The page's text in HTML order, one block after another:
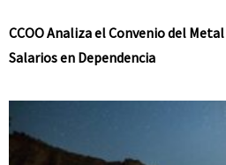
CCOO Analiza el Convenio del
Salarios en Dependencia